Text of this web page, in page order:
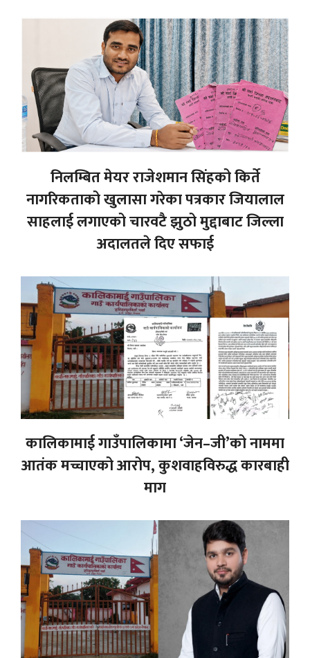
निलम्बित मेयर राजेशमान सिंहको किर्ते
नागरिकताको खुलासा गरेका पत्रकार जियालाल
साहलाई लगाएको चारवटै झुठो मुद्दाबाट जिल्ला
अदालतले दिए सफाई
कालिकामाई गाउँपालिकामा ‘जेन–जी’को नाममा
आतंक मच्चाएको आरोप, कुशवाहविरुद्ध कारबाही
माग